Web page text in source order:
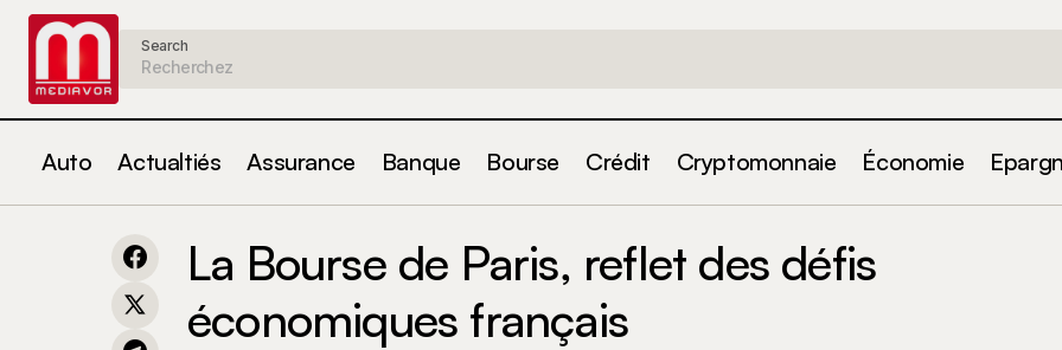
Search
Auto Actualtiés Assurance Banque Bourse Crédit Cryptomonnaie Économie
une saga à la sauce western spaghetti
La Bourse de Paris, reflet des défis économiques
La Bourse de Paris, reflet des défis
économiques français